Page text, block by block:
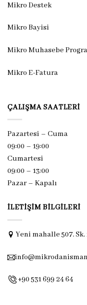
Mikro Destek
Mikro Bayisi
Mikro Muhasebe
Mikro E-Fatura
ÇALIŞMA SAATLERI
Pazartesi – Cuma
09:00 – 19:00
Cumartesi
09:00 – 13:00
Pazar – Kapalı
İLETIŞIM BILGILERI
Yeni mahalle 507.
+90 531 699 24 64